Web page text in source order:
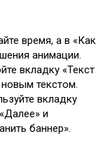
время, а в «Как
анимации.
вкладку «Текст
текстом.
вкладку
и
баннер».